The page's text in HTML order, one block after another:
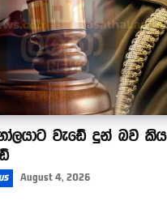
වැඩේ දුන් බව
August 4, 2026